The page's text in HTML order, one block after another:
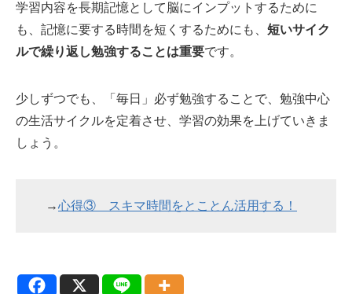
学習内容を長期記憶として脳にインプットするために
も、記憶に要する時間を短くするためにも、 短いサイク
ルで繰り返し勉強することは重要です。
少しずつでも、「毎日」必ず勉強することで、勉強中心
の生活サイクルを定着させ、学習の効果を上げていきま
しょう。
→心得③ スキマ時間をとことん活用する！